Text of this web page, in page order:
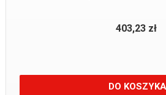
403,23 zł
DO KOSZYKA